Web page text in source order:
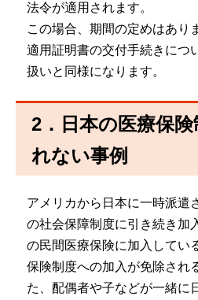
法令が適用されます。
この場合、期間の定めはあり
適用証明書の交付手続きにつ
扱いと同様になります。
2．日本の医療保険
れない事例
アメリカから日本に一時派遣
の社会保障制度に引き続き加
の民間医療保険に加入してい
保険制度への加入が免除され
た、配偶者や子などが一緒に